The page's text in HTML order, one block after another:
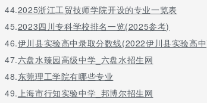
44.2025浙江工贸技师学院开设的专业一览表
45.2023四川专科学校排名一览(2025参考)
46.伊川县实验高中录取分数线(2022伊川县实验高
47.六盘水臻园高级中学_六盘水招生网
48.东莞理工学院有哪些专业
49.上海市行知实验中学_邦博尔招生网